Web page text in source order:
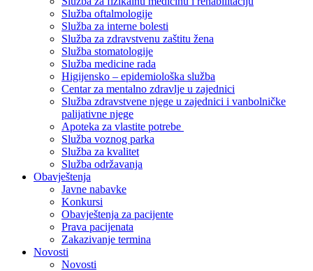
Služba oftalmologije
Služba za interne bolesti
Služba za zdravstvenu zaštitu žena
Služba stomatologije
Služba medicine rada
Higijensko – epidemiološka služba
Centar za mentalno zdravlje u zajednici
Služba zdravstvene njege u zajednici i vanbolničke
palijativne njege
Apoteka za vlastite potrebe
Služba voznog parka
Služba za kvalitet
Služba održavanja
Obavještenja
Javne nabavke
Konkursi
Obavještenja za pacijente
Prava pacijenata
Zakazivanje termina
Novosti
Novosti